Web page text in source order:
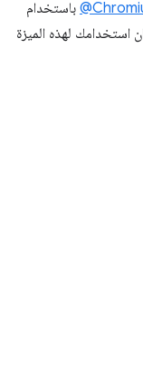
باستخدام
استخدامك لهذه الميزة